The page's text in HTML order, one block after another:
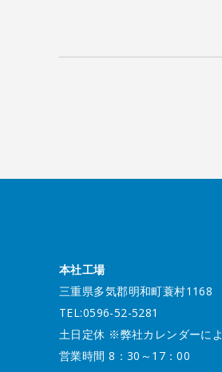
本社工場
三重県多気郡明和町蓑村1168
TEL:0596-52-5281
土日定休 ※弊社カレンダーに
営業時間 8：30～17：00